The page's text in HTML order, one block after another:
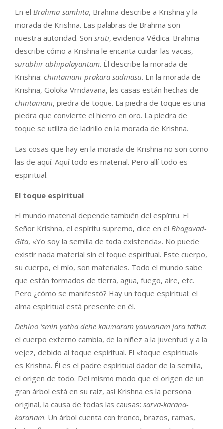
En el Brahma-samhita, Brahma describe a Krishna y la
morada de Krishna. Las palabras de Brahma son
nuestra autoridad. Son sruti, evidencia Védica. Brahma
describe cómo a Krishna le encanta cuidar las vacas,
surabhir abhipalayantam. Él describe la morada de
Krishna: chintamani-prakara-sadmasu. En la morada de
Krishna, Goloka Vrndavana, las casas están hechas de
chintamani, piedra de toque. La piedra de toque es una
piedra que convierte el hierro en oro. La piedra de
toque se utiliza de ladrillo en la morada de Krishna.
Las cosas que hay en la morada de Krishna no son como
las de aquí. Aquí todo es material. Pero allí todo es
espiritual.
El toque espiritual
El mundo material depende también del espíritu. El
Señor Krishna, el espíritu supremo, dice en el Bhagavad-
Gita, «Yo soy la semilla de toda existencia». No puede
existir nada material sin el toque espiritual. Este cuerpo,
su cuerpo, el mío, son materiales. Todo el mundo sabe
que están formados de tierra, agua, fuego, aire, etc.
Pero ¿cómo se manifestó? Hay un toque espiritual: el
alma espiritual está presente en él.
Dehino ‘smin yatha dehe kaumaram yauvanam jara tatha:
el cuerpo externo cambia, de la niñez a la juventud y a la
vejez, debido al toque espiritual. El «toque espiritual»
es Krishna. Él es el padre espiritual dador de la semilla,
el origen de todo. Del mismo modo que el origen de un
gran árbol está en su raíz, así Krishna es la persona
original, la causa de todas las causas: sarva-karana-
karanam. Un árbol cuenta con tronco, brazos, ramas,